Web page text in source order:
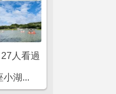
27人看過
小湖...